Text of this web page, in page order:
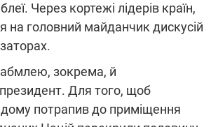
Через кортежі лідерів країн,
на головний майданчик дискусій
зокрема, й
Для того, щоб
дому потрапив до приміщення